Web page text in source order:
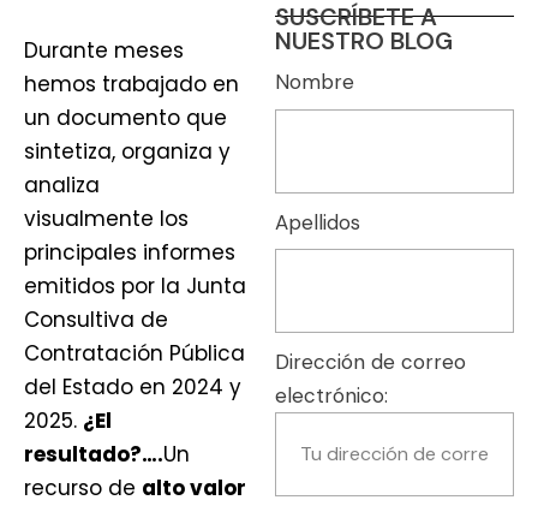
Durante meses
hemos trabajado en
un documento que
sintetiza, organiza y
analiza
visualmente los
principales informes
emitidos por la Junta
Consultiva de
Contratación Pública
del Estado en 2024 y
2025. ¿El
resultado?….Un
recurso de alto valor
SUSCRÍBETE A
NUESTRO BLOG
Nombre
Apellidos
Dirección de correo
electrónico: